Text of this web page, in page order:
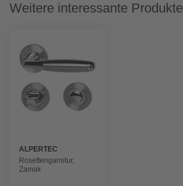
Weitere interessante Produkte
ALPERTEC
Rosettengarnitur,
Zamak